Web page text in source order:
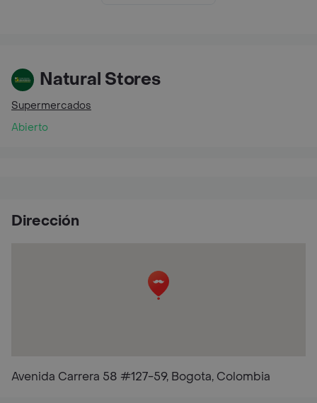
Natural Stores
Supermercados
Abierto
Dirección
Avenida Carrera 58 #127-59, Bogota, Colombia